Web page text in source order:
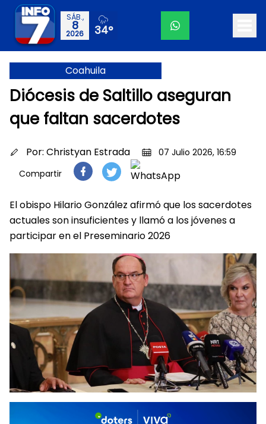
SÁB.,
8
2026 34°
Coahuila
Diócesis de Saltillo aseguran
que faltan sacerdotes
Por: Christyan Estrada
07 Julio 2026, 16:59
Compartir
El obispo Hilario González afirmó que los sacerdotes
actuales son insuficientes y llamó a los jóvenes a
participar en el Preseminario 2026